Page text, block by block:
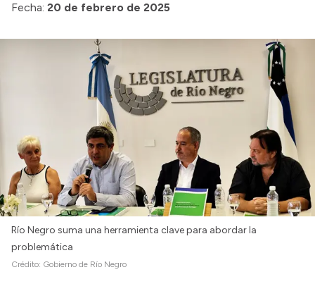
Fecha: 20 de febrero de 2025
Río Negro suma una herramienta clave para abordar la
problemática
Crédito: Gobierno de Río Negro